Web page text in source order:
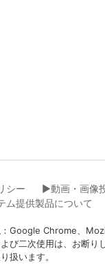
シー ▶︎動画・画像
ム提供製品について
Google Chrome、
び二次使用は、お断り
扱います。